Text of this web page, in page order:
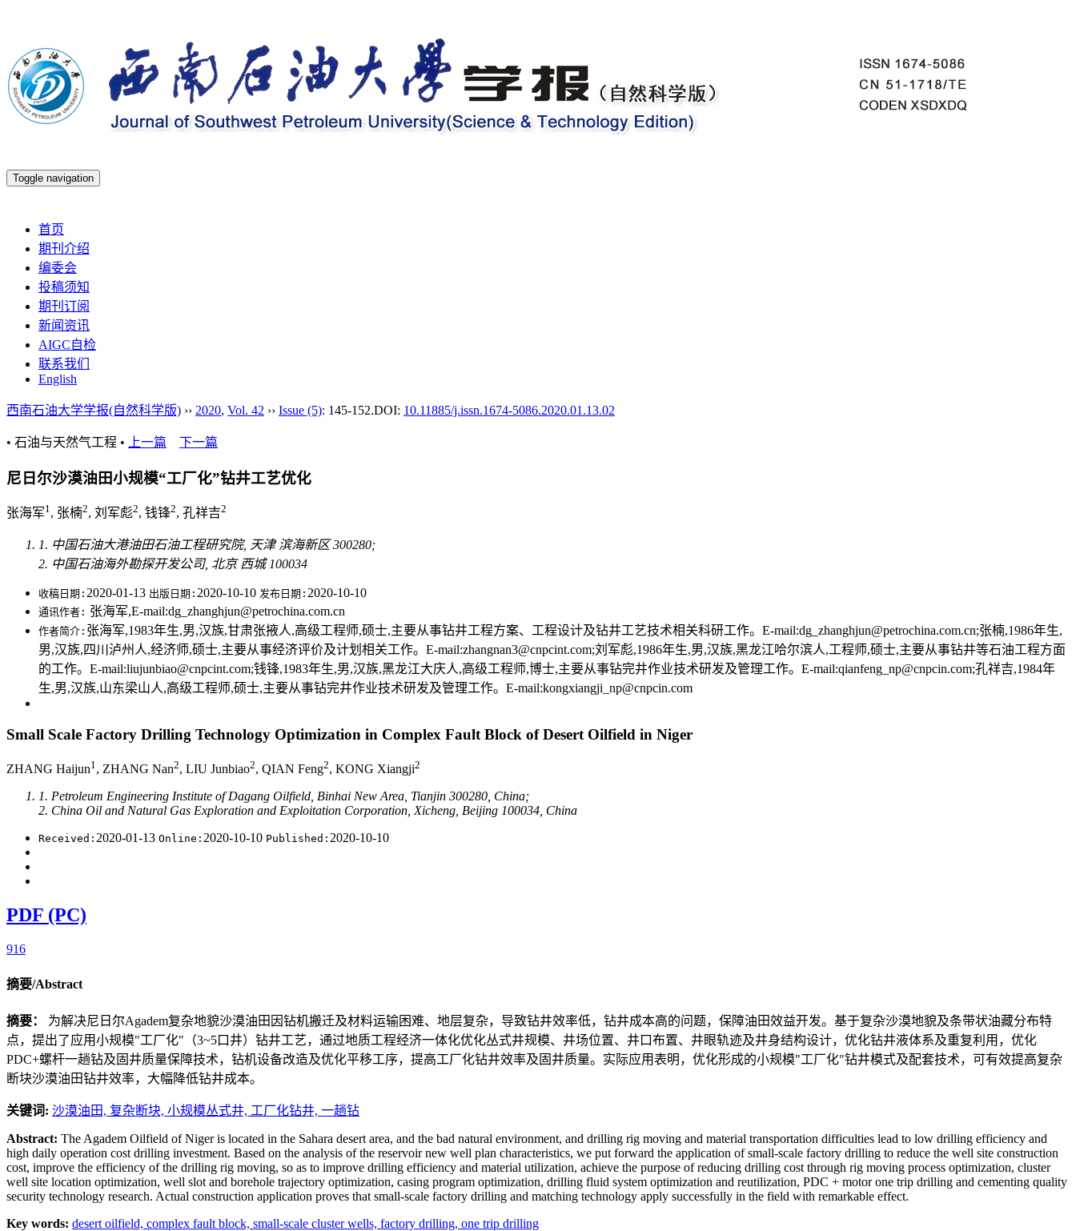
Toggle navigation
首页
期刊介绍
编委会
投稿须知
期刊订阅
新闻资讯
AIGC自检
联系我们
English
西南石油大学学报(自然科学版) ›› 2020, Vol. 42 ›› Issue (5): 145-152.DOI: 10.11885/j.issn.1674-5086.2020.01.13.02
• 石油与天然气工程 • 上一篇 下一篇
尼日尔沙漠油田小规模“工厂化”钻井工艺优化
张海军1, 张楠2, 刘军彪2, 钱锋2, 孔祥吉2
1. 中国石油大港油田石油工程研究院, 天津 滨海新区 300280;
2. 中国石油海外勘探开发公司, 北京 西城 100034
收稿日期: 2020-01-13 出版日期: 2020-10-10 发布日期: 2020-10-10
通讯作者: 张海军,E-mail:dg_zhanghjun@petrochina.com.cn
作者简介: 张海军,1983年生,男,汉族,甘肃张掖人,高级工程师,硕士,主要从事钻井工程方案、工程设计及钻井工艺技术相关科研工作。E-mail:dg_zhanghjun@petrochina.com.cn;张楠,1986年生,
男,汉族,四川泸州人,经济师,硕士,主要从事经济评价及计划相关工作。E-mail:zhangnan3@cnpcint.com;刘军彪,1986年生,男,汉族,黑龙江哈尔滨人,工程师,硕士,主要从事钻井等石油工程方面
的工作。E-mail:liujunbiao@cnpcint.com;钱锋,1983年生,男,汉族,黑龙江大庆人,高级工程师,博士,主要从事钻完井作业技术研发及管理工作。E-mail:qianfeng_np@cnpcin.com;孔祥吉,1984年
生,男,汉族,山东梁山人,高级工程师,硕士,主要从事钻完井作业技术研发及管理工作。E-mail:kongxiangji_np@cnpcin.com
Small Scale Factory Drilling Technology Optimization in Complex Fault Block of Desert Oilfield in Niger
ZHANG Haijun1 , ZHANG Nan2, LIU Junbiao2, QIAN Feng2, KONG Xiangji2
1. Petroleum Engineering Institute of Dagang Oilfield, Binhai New Area, Tianjin 300280, China;
2. China Oil and Natural Gas Exploration and Exploitation Corporation, Xicheng, Beijing 100034, China
Received: 2020-01-13 Online: 2020-10-10 Published: 2020-10-10
PDF (PC)
916
摘要/Abstract
摘要： 为解决尼日尔Agadem复杂地貌沙漠油田因钻机搬迁及材料运输困难、地层复杂，导致钻井效率低，钻井成本高的问题，保障油田效益开发。基于复杂沙漠地貌及条带状油藏分布特
点，提出了应用小规模"工厂化"（3~5口井）钻井工艺，通过地质工程经济一体化优化丛式井规模、井场位置、井口布置、井眼轨迹及井身结构设计，优化钻井液体系及重复利用，优化
PDC+螺杆一趟钻及固井质量保障技术，钻机设备改造及优化平移工序，提高工厂化钻井效率及固井质量。实际应用表明，优化形成的小规模"工厂化"钻井模式及配套技术，可有效提高复杂
断块沙漠油田钻井效率，大幅降低钻井成本。
关键词: 沙漠油田, 复杂断块, 小规模丛式井, 工厂化钻井, 一趟钻
Abstract: The Agadem Oilfield of Niger is located in the Sahara desert area, and the bad natural environment, and drilling rig moving and material transportation difficulties lead to low drilling efficiency and
high daily operation cost drilling investment. Based on the analysis of the reservoir new well plan characteristics, we put forward the application of small-scale factory drilling to reduce the well site construction
cost, improve the efficiency of the drilling rig moving, so as to improve drilling efficiency and material utilization, achieve the purpose of reducing drilling cost through rig moving process optimization, cluster
well site location optimization, well slot and borehole trajectory optimization, casing program optimization, drilling fluid system optimization and reutilization, PDC + motor one trip drilling and cementing quality
security technology research. Actual construction application proves that small-scale factory drilling and matching technology apply successfully in the field with remarkable effect.
Key words: desert oilfield, complex fault block, small-scale cluster wells, factory drilling, one trip drilling